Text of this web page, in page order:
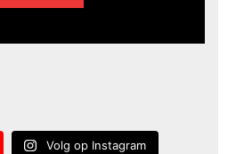
Volg op Instagram